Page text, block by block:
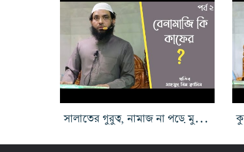
সালাতের গুরুত্ব, নামাজ না পড়ে মুক্তি পাবে কে